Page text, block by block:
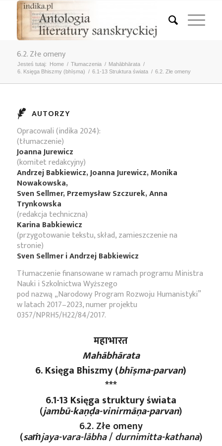
6.2. Złe omeny
Jesteś tutaj: Home / Tłumaczenia / Mahābhārata /
6. Księga Bhiszmy (bhīṣma) / 6.1-13 Struktura świata / 6.2. Złe omeny
AUTORZY
Opracowali (indika 2024):
(tłumaczenie)
Joanna Jurewicz
(komitet redakcyjny)
Andrzej Babkiewicz, Joanna Jurewicz, Monika
Nowakowska,
Sven Sellmer, Przemysław Szczurek, Anna
Trynkowska
(redakcja techniczna)
Karina Babkiewicz
(przygotowanie tekstu, skład, zamieszczenie na
stronie)
Sven Sellmer i Andrzej Babkiewicz
Tłumaczenie finansowane w ramach programu Ministra
Nauki i Szkolnictwa Wyższego
pod nazwą „Narodowy Program Rozwoju Humanistyki”
w latach 2017–2023, numer projektu
0357/NPRH5/H22/84/2017.
महाभारत
Mahābhārata
6. Księga Bhiszmy (bhīṣma-parvan)
***
6.1-13 Księga struktury świata
(jambū-kaṇḍa-vinirmāṇa-parvan)
6.2. Złe omeny
(saṁjaya-vara-lābha/durnimitta-kathana)